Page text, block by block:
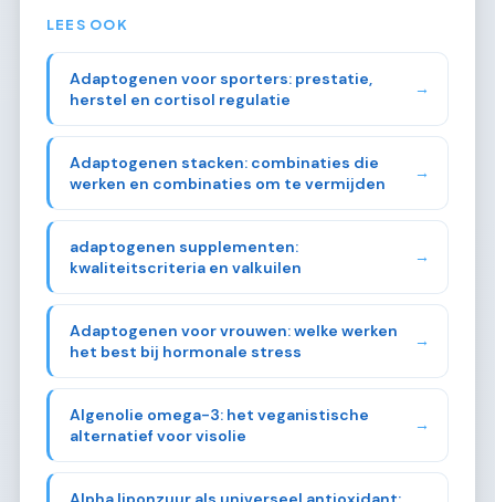
LEES OOK
Adaptogenen voor sporters: prestatie,
herstel en cortisol regulatie
→
Adaptogenen stacken: combinaties die
werken en combinaties om te vermijden
→
adaptogenen supplementen:
kwaliteitscriteria en valkuilen
→
Adaptogenen voor vrouwen: welke werken
het best bij hormonale stress
→
Algenolie omega-3: het veganistische
alternatief voor visolie
→